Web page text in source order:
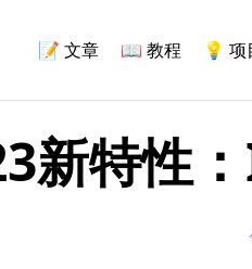
📝 文章 📖 教程 💡 项
新特性